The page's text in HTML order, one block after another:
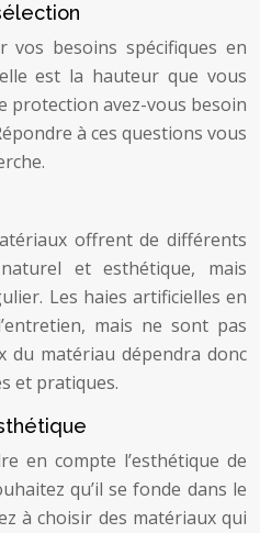
besoins spécifiques en
est la hauteur que vous
protection avez-vous besoin
à ces questions vous
offrent de différents
et esthétique, mais
Les haies artificielles en
mais ne sont pas
du matériau dépendra donc
et pratiques.
en compte l’esthétique de
qu’il se fonde dans le
à choisir des matériaux qui